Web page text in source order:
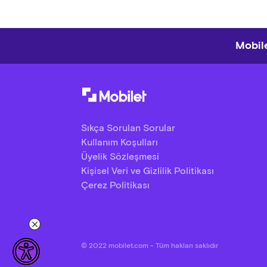
Sıkça Sorulan Sorular
Kullanım Koşulları
Üyelik Sözleşmesi
Kişisel Veri ve Gizlilik Politikası
Çerez Politikası
© 2022 mobilet.com - Tüm hakları saklıdır